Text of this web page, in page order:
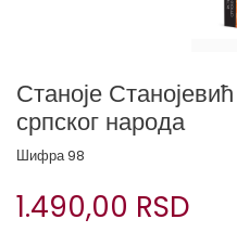
Станоје
српског народа
Шифра98
1.490,00 RSD